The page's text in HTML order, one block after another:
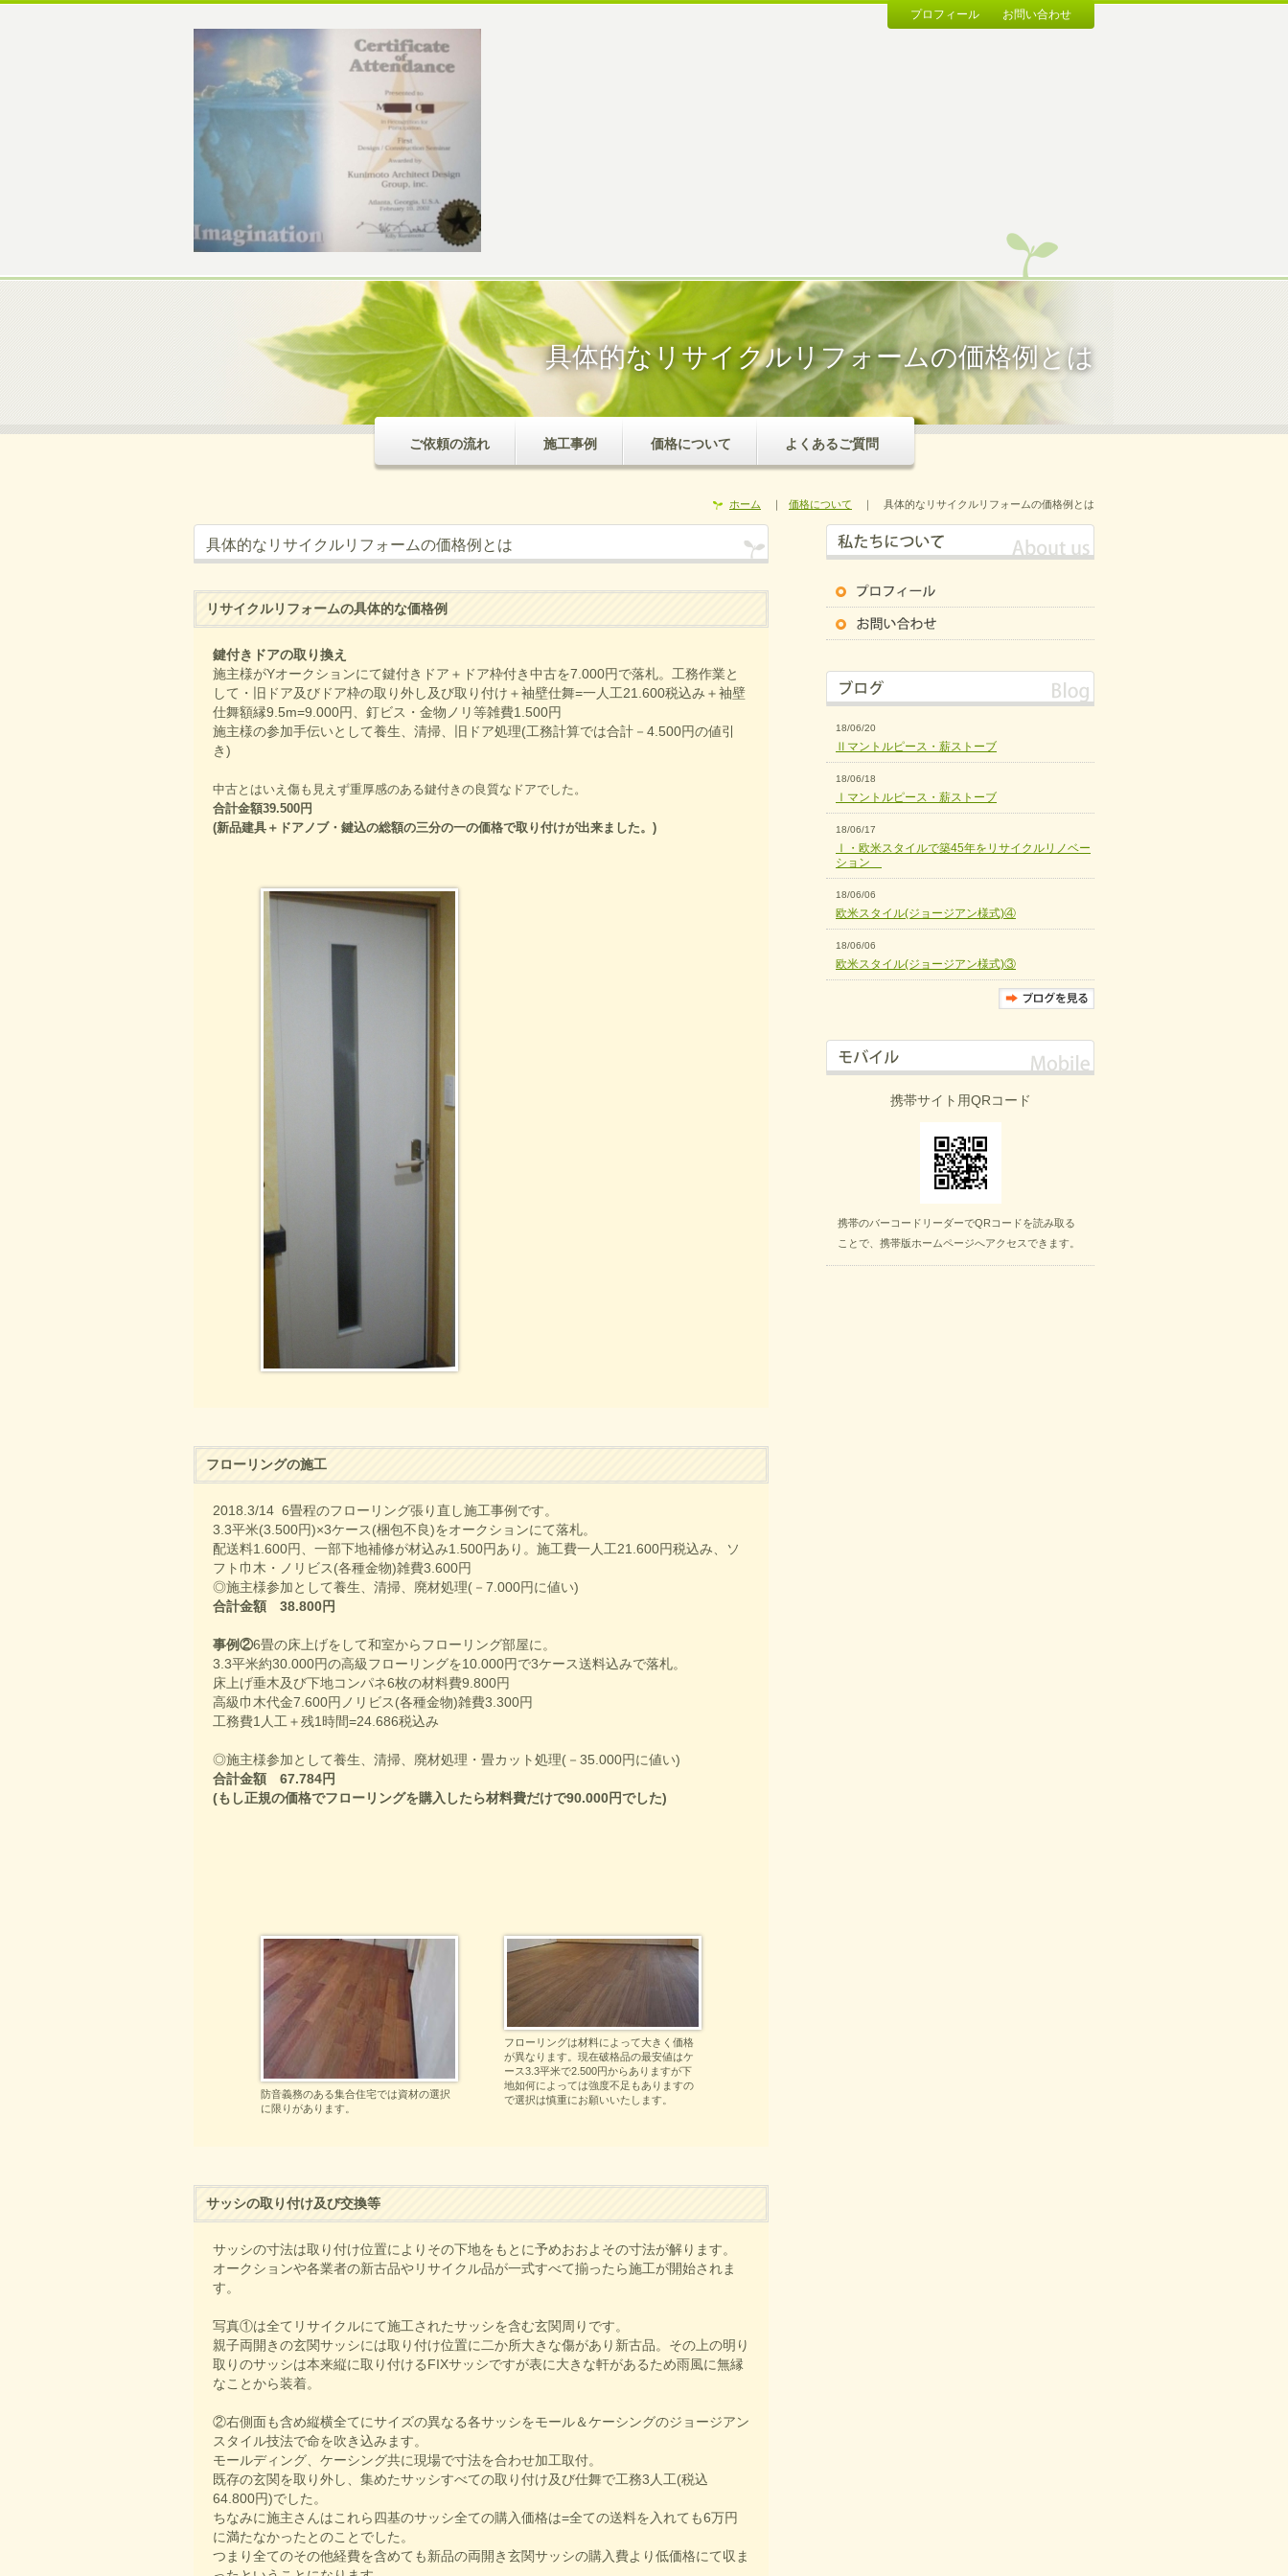
プロフィール お問い合わせ
具体的なリサイクルリフォームの価格例とは
ご依頼の流れ 施工事例 価格について よくあるご質問
ホーム ｜ 価格について ｜ 具体的なリサイクルリフォームの価格例とは
具体的なリサイクルリフォームの価格例とは
リサイクルリフォームの具体的な価格例
鍵付きドアの取り換え
施主様がYオークションにて鍵付きドア＋ドア枠付き中古を7.000円で落札。工務作業と
して・旧ドア及びドア枠の取り外し及び取り付け＋袖壁仕舞=一人工21.600税込み＋袖壁
仕舞額縁9.5m=9.000円、釘ビス・金物ノリ等雑費1.500円
施主様の参加手伝いとして養生、清掃、旧ドア処理(工務計算では合計－4.500円の値引
き)
中古とはいえ傷も見えず重厚感のある鍵付きの良質なドアでした。
合計金額39.500円
(新品建具＋ドアノブ・鍵込の総額の三分の一の価格で取り付けが出来ました。)
フローリングの施工
2018.3/14 6畳程のフローリング張り直し施工事例です。
3.3平米(3.500円)×3ケース(梱包不良)をオークションにて落札。
配送料1.600円、一部下地補修が材込み1.500円あり。施工費一人工21.600円税込み、ソ
フト巾木・ノリビス(各種金物)雑費3.600円
◎施主様参加として養生、清掃、廃材処理(－7.000円に値い)
合計金額 38.800円
事例②6畳の床上げをして和室からフローリング部屋に。
3.3平米約30.000円の高級フローリングを10.000円で3ケース送料込みで落札。
床上げ垂木及び下地コンパネ6枚の材料費9.800円
高級巾木代金7.600円ノリビス(各種金物)雑費3.300円
工務費1人工＋残1時間=24.686税込み
◎施主様参加として養生、清掃、廃材処理・畳カット処理(－35.000円に値い)
合計金額 67.784円
(もし正規の価格でフローリングを購入したら材料費だけで90.000円でした)
防音義務のある集合住宅では資材の選択
に限りがあります。
フローリングは材料によって大きく価格
が異なります。現在破格品の最安値はケ
ース3.3平米で2.500円からありますが下
地如何によっては強度不足もありますの
で選択は慎重にお願いいたします。
サッシの取り付け及び交換等
サッシの寸法は取り付け位置によりその下地をもとに予めおおよその寸法が解ります。
オークションや各業者の新古品やリサイクル品が一式すべて揃ったら施工が開始されま
す。
写真①は全てリサイクルにて施工されたサッシを含む玄関周りです。
親子両開きの玄関サッシには取り付け位置に二か所大きな傷があり新古品。その上の明り
取りのサッシは本来縦に取り付けるFIXサッシですが表に大きな軒があるため雨風に無縁
なことから装着。
②右側面も含め縦横全てにサイズの異なる各サッシをモール＆ケーシングのジョージアン
スタイル技法で命を吹き込みます。
モールディング、ケーシング共に現場で寸法を合わせ加工取付。
既存の玄関を取り外し、集めたサッシすべての取り付け及び仕舞で工務3人工(税込
64.800円)でした。
ちなみに施主さんはこれら四基のサッシ全ての購入価格は=全ての送料を入れても6万円
に満たなかったとのことでした。
つまり全てのその他経費を含めても新品の両開き玄関サッシの購入費より低価格にて収ま
18/06/20
Ⅱマントルピース・薪ストーブ
18/06/18
Ⅰマントルピース・薪ストーブ
18/06/17
Ⅰ・欧米スタイルで築45年をリサイクルリノベー
ション
18/06/06
欧米スタイル(ジョージアン様式)④
18/06/06
欧米スタイル(ジョージアン様式)③
携帯サイト用QRコード
携帯のバーコードリーダーでQRコードを読み取る
ことで、携帯版ホームページへアクセスできます。